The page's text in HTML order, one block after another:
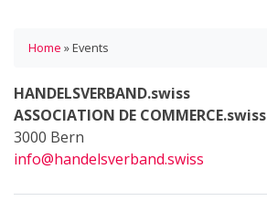
Home »Events
HANDELSVERBAND.swiss
ASSOCIATION DE COMMERCE.swiss
3000 Bern
info@handelsverband.swiss